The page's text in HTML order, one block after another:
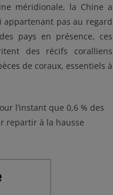
méridionale, la Chine a
pas au regard
pays en présence, ces
des récifs coralliens
de coraux, essentiels à
l’instant que 0,6 % des
repartir à la hausse